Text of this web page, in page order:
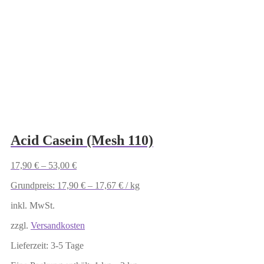
Acid Casein (Mesh 110)
17,90 € – 53,00 €
Grundpreis: 17,90 € – 17,67 € /kg
inkl. MwSt.
zzgl. Versandkosten
Lieferzeit: 3-5 Tage